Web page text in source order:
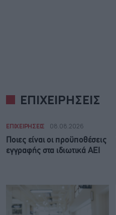
ΕΠΙΧΕΙΡΗΣΕΙΣ
ΕΠΙΧΕΙΡΗΣΕΙΣ 08.08.2026
Ποιες είναι οι προϋποθέσεις
εγγραφής στα ιδιωτικά ΑΕΙ